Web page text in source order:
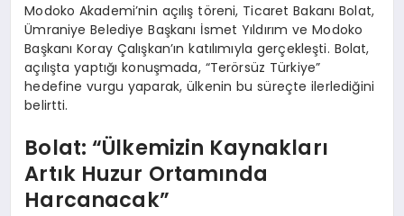
Modoko Akademi’nin açılış töreni, Ticaret Bakanı Bolat,
Ümraniye Belediye Başkanı İsmet Yıldırım ve Modoko
Başkanı Koray Çalışkan’ın katılımıyla gerçekleşti. Bolat,
açılışta yaptığı konuşmada, “Terörsüz Türkiye”
hedefine vurgu yaparak, ülkenin bu süreçte ilerlediğini
belirtti.
Bolat: “Ülkemizin Kaynakları
Artık Huzur Ortamında
Harcanacak”